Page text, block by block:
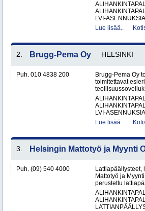
LVI-
Lue lisää..
2. Brugg-Pema Oy HELSINKI
Puh. 010 4838 200
Brugg-Pema Oy
toimitettavat
LVI-
Lue lisää..
3. Helsingin Mattotyö ja Myynti
Puh. (09) 540 4000
Lattiapäällysteet,
Mattotyö ja
perustettu